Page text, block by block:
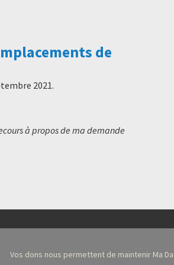
de
2021.
à propos de ma demande
Vos dons nous permettent de maintenir Ma